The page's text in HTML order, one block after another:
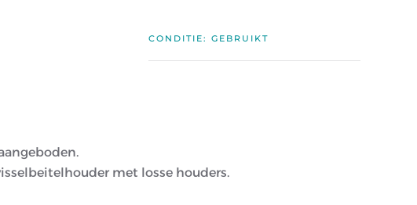
CONDITIE: GEBRUIKT
met losse houders.